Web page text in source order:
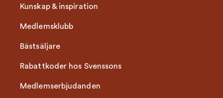
Kunskap & inspiration
Medlemsklubb
Bästsäljare
Rabattkoder hos Svenssons
Medlemserbjudanden